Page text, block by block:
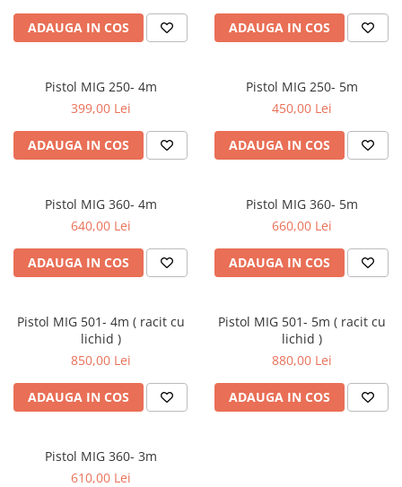
ADAUGA IN COS ADAUGA IN COS
Pistol MIG 250- 4m
399,00 Lei
ADAUGA IN COS
Pistol MIG 250- 5m
450,00 Lei
ADAUGA IN COS
Pistol MIG 360- 4m
640,00 Lei
ADAUGA IN COS
Pistol MIG 360- 5m
660,00 Lei
ADAUGA IN COS
Pistol MIG 501- 4m ( racit cu
lichid )
850,00 Lei
ADAUGA IN COS
Pistol MIG 501- 5m ( racit cu
lichid )
880,00 Lei
ADAUGA IN COS
Pistol MIG 360- 3m
610,00 Lei